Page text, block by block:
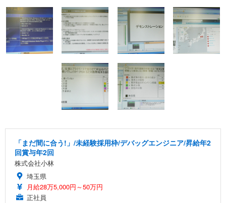
「まだ間に合う!」/未経験採用枠/デバッグエンジニア/昇給年2
回賞与年2回
株式会社小林
埼玉県
月給28万5,000円～50万円
正社員